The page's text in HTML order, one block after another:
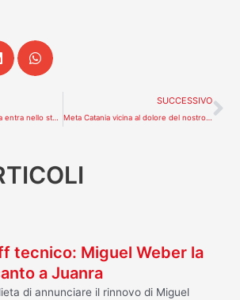
SUCCESSIVO
Meta Catania vicina al dolore del nostro Cesaroni
tecnico: Miguel Weber la
a Juanra
di annunciare il rinnovo di Miguel